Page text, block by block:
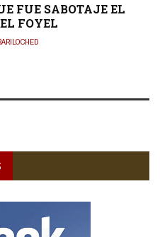
FUE SABOTAJE EL
FOYEL